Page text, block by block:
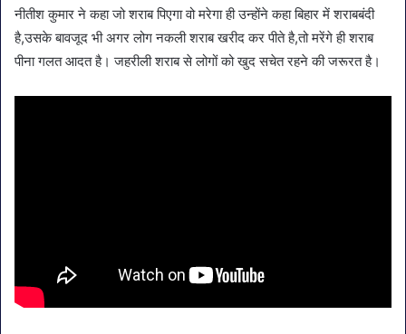
नीतीश कुमार ने कहा जो शराब पिएगा वो मरेगा ही उन्होंने कहा बिहार में शराबबंदी
है,उसके बावजूद भी अगर लोग नकली शराब खरीद कर पीते है,तो मरेंगे ही शराब
पीना गलत आदत है। जहरीली शराब से लोगों को खुद सचेत रहने की जरूरत है।